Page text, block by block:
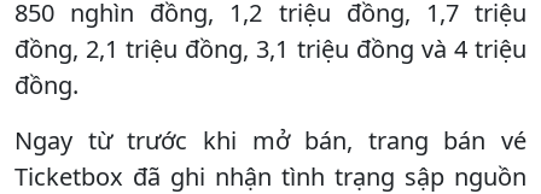
850 nghìn đồng, 1,2 triệu đồng, 1,7 triệu
đồng, 2,1 triệu đồng, 3,1 triệu đồng và 4 triệu
đồng.
Ngay từ trước khi mở bán, trang bán vé
Ticketbox đã ghi nhận tình trạng sập nguồn